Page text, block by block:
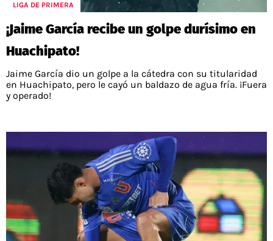
LIGA DE PRIMERA
¡Jaime García recibe un golpe durísimo en
Huachipato!
Jaime García dio un golpe a la cátedra con su titularidad
en Huachipato, pero le cayó un baldazo de agua fría. ¡Fuera
y operado!